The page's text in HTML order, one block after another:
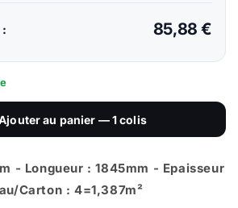
85,88 €
au panier — 1 colis
- Longueur : 1845mm - Epaisseur
Carton : 4=1,387m²